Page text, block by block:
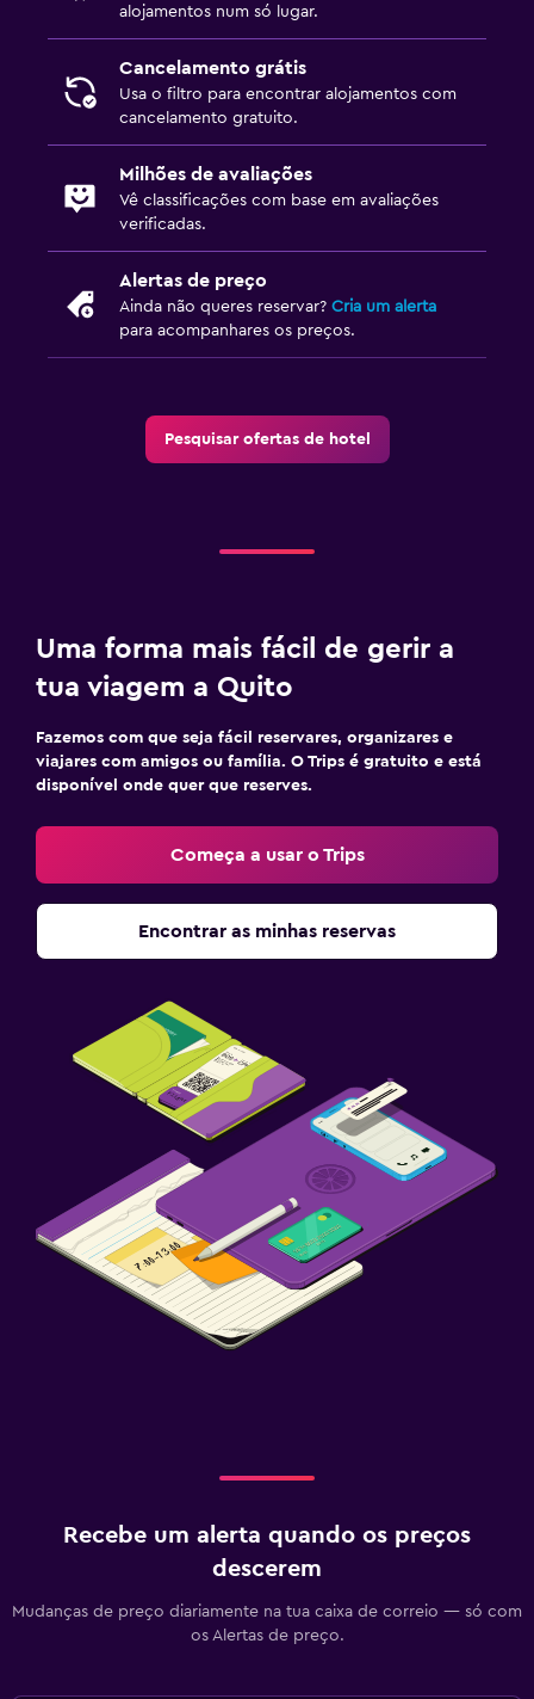
alojamentos num só lugar.
Cancelamento grátis
Usa o filtro para encontrar alojamentos com
cancelamento gratuito.
Milhões de avaliações
Vê classificações com base em avaliações
verificadas.
Alertas de preço
Ainda não queres reservar? Cria um alerta
para acompanhares os preços.
Pesquisar ofertas de hotel
Uma forma mais fácil de gerir a
tua viagem a Quito
Fazemos com que seja fácil reservares, organizares e
viajares com amigos ou família. O Trips é gratuito e está
disponível onde quer que reserves.
Começa a usar o Trips
Encontrar as minhas reservas
Recebe um alerta quando os preços
descerem
Mudanças de preço diariamente na tua caixa de correio — só com
os Alertas de preço.